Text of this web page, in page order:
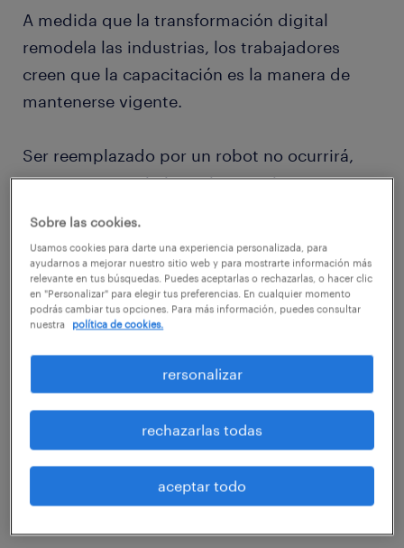
A medida que la transformación digital
remodela las industrias, los trabajadores
creen que la capacitación es la manera de
mantenerse vigente.
Ser reemplazado por un robot no ocurrirá,
pero es necesario invertir en mejorar o
mide la percepción de más de 13,600
trabajadores en 34 países, la tecnología es
vista como una herramienta que crea
reconoce que necesitan un desarrollar skills
relacionadas con este campo para evitar
volverse invisibles en el avanzado mundo
digital.
Sobre las cookies.
Usamos cookies para darte una experiencia personalizada, para
ayudarnos a mejorar nuestro sitio web y para mostrarte información más
relevante en tus búsquedas. Puedes aceptarlas o rechazarlas, o hacer clic
en "Personalizar" para elegir tus preferencias. En cualquier momento
podrás cambiar tus opciones. Para más información, puedes consultar
nuestra
política de cookies.
rersonalizar
rechazarlas todas
aceptar todo